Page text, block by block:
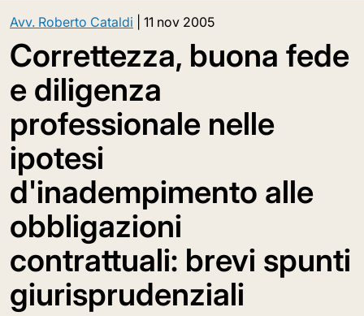
Avv. Roberto Cataldi 11 nov 2005
Correttezza, buona fede
e diligenza
professionale nelle
ipotesi
d'inadempimento alle
obbligazioni
contrattuali: brevi spunti
giurisprudenziali